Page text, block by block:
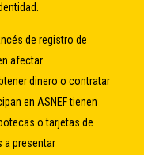
de registro de
afectar
dinero o contratar
en ASNEF tienen
o tarjetas de
a presentar